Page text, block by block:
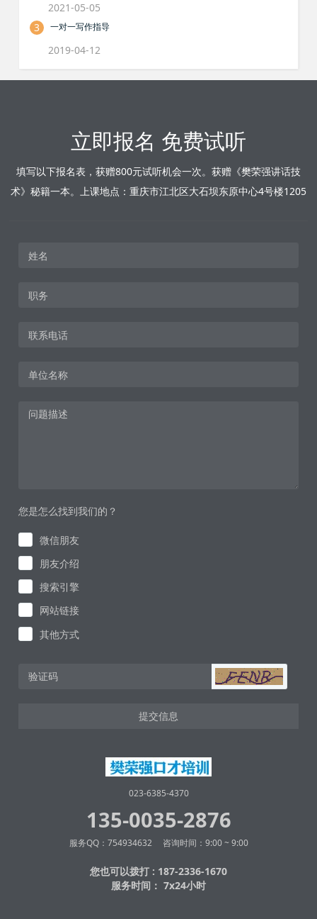
2021-05-05
3
一对一写作指导
2019-04-12
立即报名 免费试听
填写以下报名表，获赠800元试听机会一次。获赠《樊荣强讲话技
术》秘籍一本。上课地点：重庆市江北区大石坝东原中心4号楼1205
您是怎么找到我们的？
微信朋友
朋友介绍
搜索引擎
网站链接
其他方式
提交信息
023-6385-4370
135-0035-2876
服务QQ：754934632 咨询时间：9:00 ~ 9:00
您也可以拨打 : 187-2336-1670
服务时间： 7x24小时